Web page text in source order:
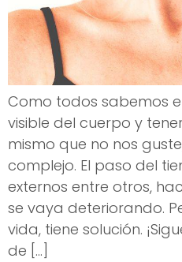
Como todos sabemos
visible del cuerpo y
mismo que no nos
complejo. El paso del
externos entre otros,
se vaya deteriorando.
vida, tiene solución.
de […]